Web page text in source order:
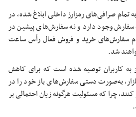
تمام صرافی‌هایرمزارزداخلی ابلاغ شده، در
سفارش وجود دارد و نه سفارش‌های پیشین در
سفارش‌های خرید و فروش فعال رأس ساعت
به کاربران توصیه شده است که برای کاهش
به‌صورت دستی سفارش‌های باز خود را در
کنند، چرا که مسئولیت هرگونه زیان احتمالی بر